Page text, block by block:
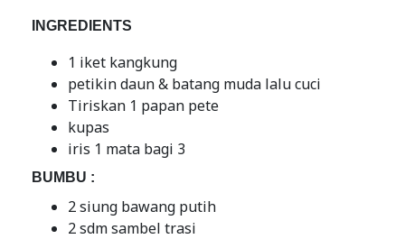
INGREDIENTS
1 iket kangkung
petikin daun & batang muda lalu cuci
Tiriskan 1 papan pete
kupas
iris 1 mata bagi 3
BUMBU :
2 siung bawang putih
2 sdm sambel trasi